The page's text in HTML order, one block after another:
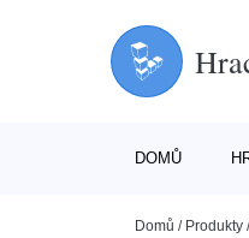
DOMŮ
Domů / Produkty